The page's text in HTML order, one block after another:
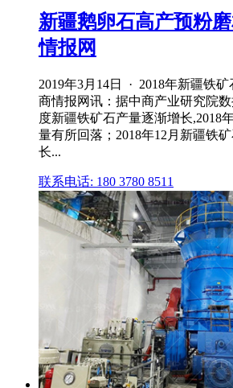
新疆鹅卵石高产预粉
情报网
2019年3月14日 · 2018年新疆铁
商情报网讯：据中商产业研究院
度新疆铁矿石产量逐渐增长,2018
量有所回落；2018年12月新疆铁
长...
联系电话: 180 3780 8511